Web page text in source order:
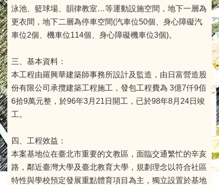
泳池、籃球場、韻律教室…等運動設施空間，地下一層為
更衣間，地下二層為停車空間(汽車位50個、身心障礙汽
車位2個、機車位114個、身心障礙機車位3個)。
三、基本資料：
本工程由羅興華建築師事務所設計及監造，由日富營造股
份有限公司承攬建築工程施工，發包工程費為 3億7仟9佰
6拾9萬元整，於96年3月21日開工，已於98年8月24日竣
工。
四、工程效益：
本案基地位在臺北市重要的文教區，面臨交通繁忙的辛亥
路，鄰近臺灣大學及臺北教育大學，規劃理念以符合社區
特性與學校預定發展重點體育項目為主，獨立設置於基地